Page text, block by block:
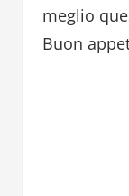
meglio
Buon